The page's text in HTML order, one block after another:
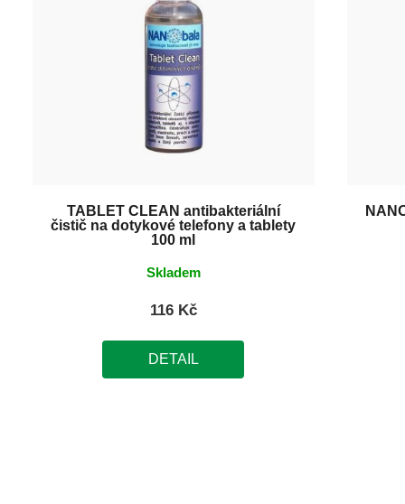
TABLET CLEAN antibakteriální
čistič na dotykové telefony a tablety
100 ml
Skladem
116 Kč
DETAIL